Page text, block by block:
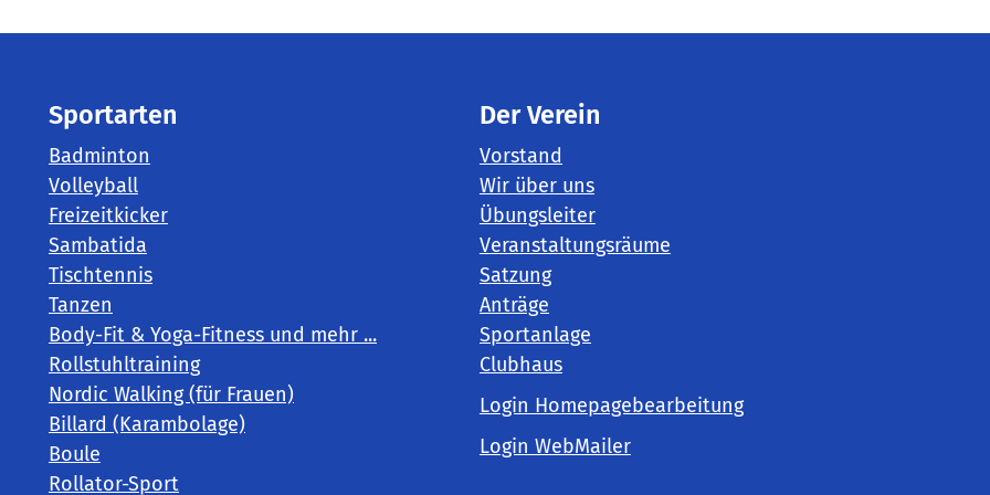
Sportarten
Badminton
Volleyball
Freizeitkicker
Sambatida
Tischtennis
Tanzen
Body-Fit & Yoga-Fitness und mehr ...
Rollstuhltraining
Nordic Walking (für Frauen)
Billard (Karambolage)
Boule
Rollator-Sport
Der Verein
Vorstand
Wir über uns
Übungsleiter
Veranstaltungsräume
Satzung
Anträge
Sportanlage
Clubhaus
Login Homepagebearbeitung
Login WebMailer